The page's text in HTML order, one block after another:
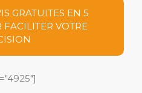
GRATUITES EN 5
VOTRE